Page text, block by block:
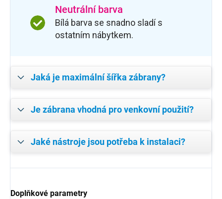
Neutrální barva
Bílá barva se snadno sladí s
ostatním nábytkem.
Jaká je maximální šířka zábrany?
Je zábrana vhodná pro venkovní použití?
Jaké nástroje jsou potřeba k instalaci?
Doplňkové parametry